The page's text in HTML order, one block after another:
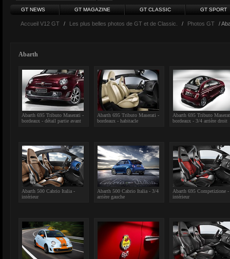
GT NEWS GT MAGAZINE GT CLASSIC GT SPORT
Accueil V12 GT / Les plus belles photos de GT et de Classic. / Photos GT /
Abarth
Abarth 695 Tributo Maserati -
bordeaux - détail partie avant
Abarth 695 Tributo Maserati -
bordeaux - habitacle
Abarth 695 Tributo
bordeaux - 3/4 arrière droit
Abarth 500 Cabrio Italia -
intérieur
Abarth 500 Cabrio Italia - 3/4
arrière gauche
Abarth 695 Competizione -
intérieur